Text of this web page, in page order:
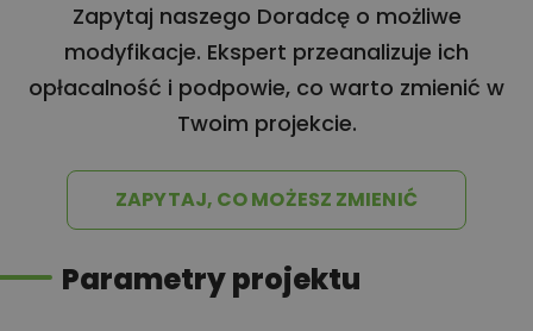
Zapytaj naszego Doradcę o możliwe
modyfikacje. Ekspert przeanalizuje ich
opłacalność i podpowie, co warto zmienić w
Twoim projekcie.
ZAPYTAJ, CO MOŻESZ ZMIENIĆ
Parametry projektu